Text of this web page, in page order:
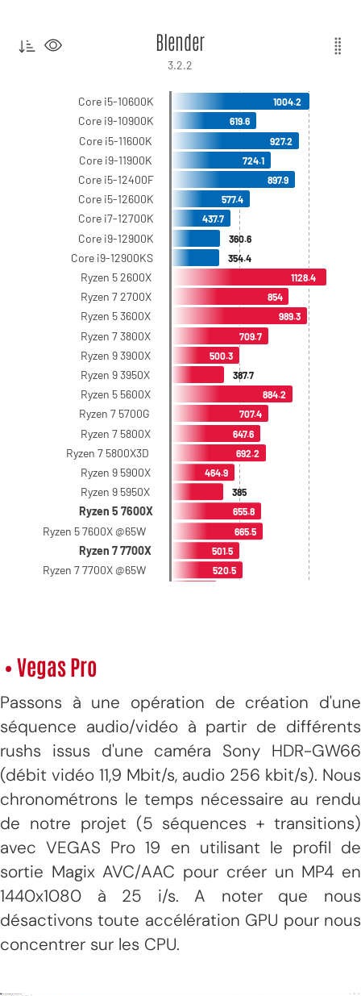
• Vegas Pro
Passons à une opération de création d'une
séquence audio/vidéo à partir de différents
rushs issus d'une caméra Sony HDR-GW66
(débit vidéo 11,9 Mbit/s, audio 256 kbit/s). Nous
chronométrons le temps nécessaire au rendu
de notre projet (5 séquences + transitions)
avec VEGAS Pro 19 en utilisant le profil de
sortie Magix AVC/AAC pour créer un MP4 en
1440x1080 à 25 i/s. A noter que nous
désactivons toute accélération GPU pour nous
concentrer sur les CPU.